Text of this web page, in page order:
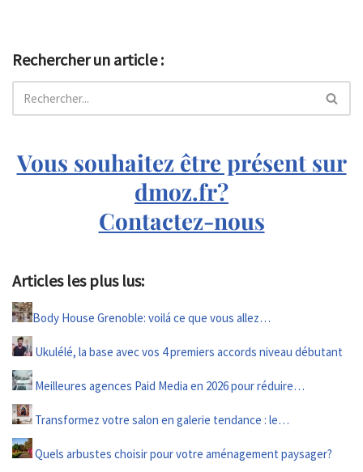
Rechercher un article :
Vous souhaitez être présent sur
dmoz.fr?
Contactez-nous
Articles les plus lus:
Body House Grenoble: voilá ce que vous allez…
Ukulélé, la base avec vos 4 premiers accords niveau débutant
Meilleures agences Paid Media en 2026 pour réduire…
Transformez votre salon en galerie tendance : le…
Quels arbustes choisir pour votre aménagement paysager?